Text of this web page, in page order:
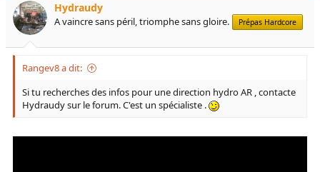
Hydraudy
A vaincre sans péril, triomphe sans gloire. Prépas Hardcore
Rangev8 a dit:
Si tu recherches des infos pour une direction hydro AR , contacte
Hydraudy sur le forum. C'est un spécialiste .